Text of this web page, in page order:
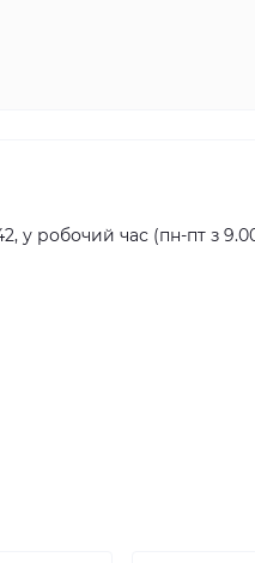
у робочий час (пн-пт з